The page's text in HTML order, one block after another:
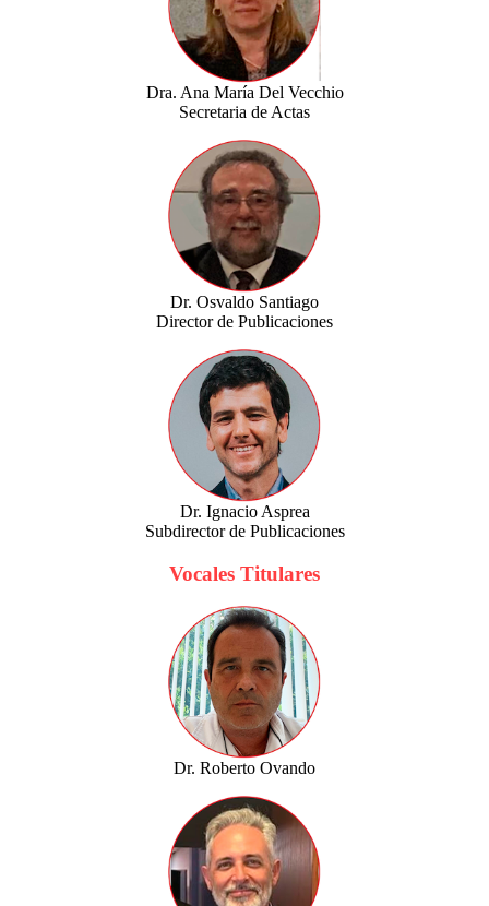
Dra. Ana María Del Vecchio
Secretaria de Actas
Dr. Osvaldo Santiago
Director de Publicaciones
Dr. Ignacio Asprea
Subdirector de Publicaciones
Vocales Titulares
Dr. Roberto Ovando